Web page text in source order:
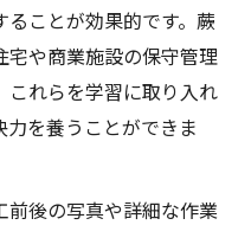
ことが効果的です。蕨
宅や商業施設の保守管理
これらを学習に取り入れ
を養うことができま
前後の写真や詳細な作業